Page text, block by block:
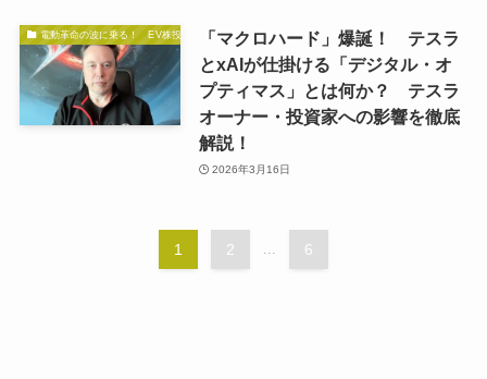
電動革命の波に乗る！ EV株投資の秘訣「マクロハード」爆誕！ テスラ
とxAIが仕掛ける「デジタル・オ
プティマス」とは何か？ テスラ
オーナー・投資家への影響を徹底
解説！
2026年3月16日
1 2 6